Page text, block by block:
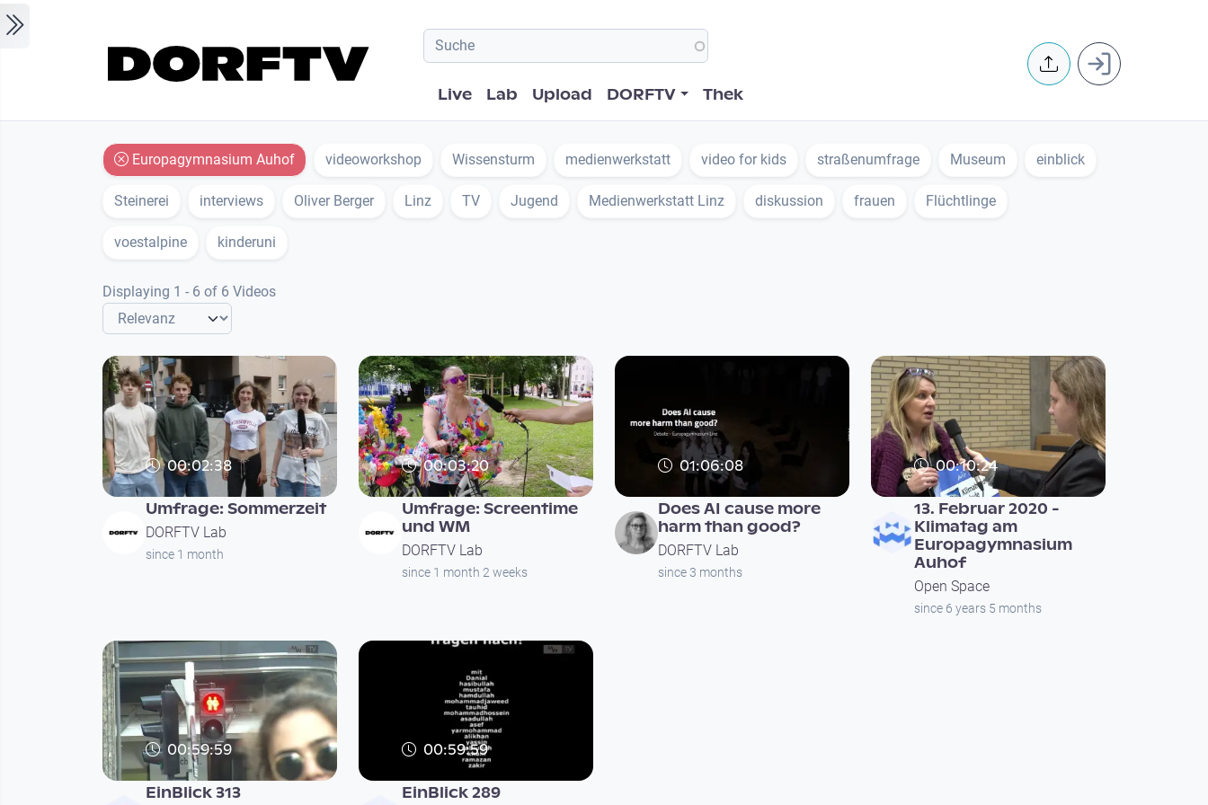
Hauptnavigation
Live Lab Upload DORFTV Thek
User
Europagymnasium Auhof videoworkshop Wissensturm medienwerkstatt video for kids straßenumfrage Museum einblick
Steinerei interviews Oliver Berger Linz TV Jugend Medienwerkstatt Linz diskussion frauen Flüchtlinge
voestalpine kinderuni
Displaying 1 - 6 of 6 Videos
00:02:38
Umfrage: Sommerzeit
DORFTV Lab
since 1 month
00:03:20
Umfrage: Screentime
und WM
DORFTV Lab
since 1 month 2 weeks
01:06:08
Does AI cause more
harm than good?
DORFTV Lab
since 3 months
00:10:24
13. Februar 2020 -
Klimatag am
Europagymnasium
Auhof
Open Space
since 6 years 5 months
00:59:59
EinBlick 313
00:59:59
EinBlick 289